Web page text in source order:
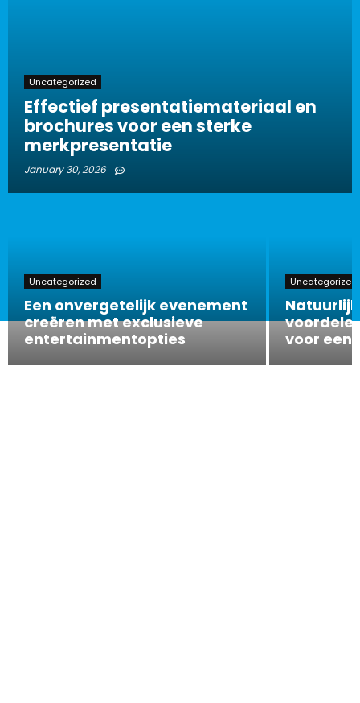
Uncategorized
Effectief presentatiemateriaal en
brochures voor een sterke
merkpresentatie
January 30, 2026
Uncategorized
Een onvergetelijk evenement
creëren met exclusieve
entertainmentopties
Uncategorized
voor een